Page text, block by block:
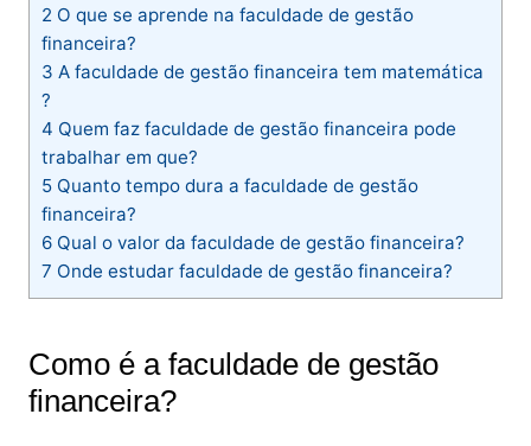
2 O que se aprende na faculdade de gestão
financeira?
3 A faculdade de gestão financeira tem matemática​
?
4 Quem faz faculdade de gestão financeira pode
trabalhar em que​?
5Quanto tempo dura a faculdade de gestão
financeira?
6Qual o valor da faculdade de gestão financeira?
7 Onde estudar faculdade de gestão financeira?
Como é a faculdade de gestão
financeira​?